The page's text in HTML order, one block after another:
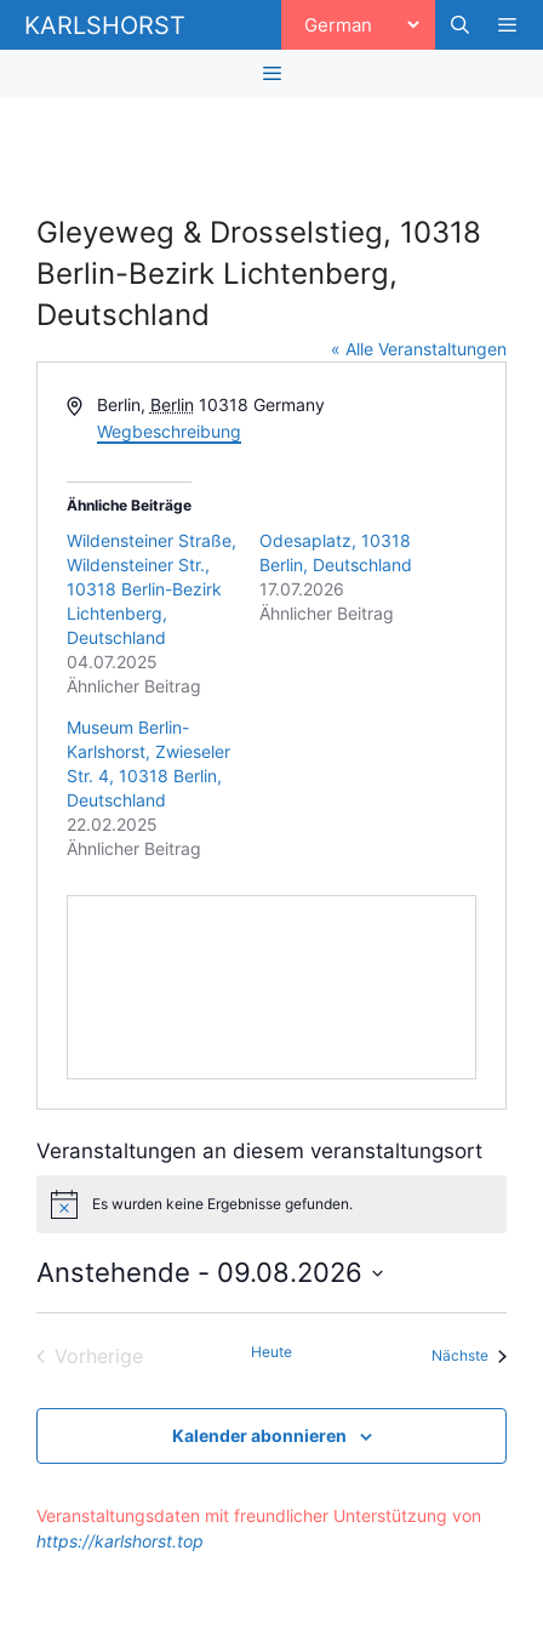
Zum
InhaltKARLSHORST
Gleyeweg & Drosselstieg, 10318
Berlin-Bezirk Lichtenberg,
Deutschland
« Alle Veranstaltungen
A
e
s
s
e
Berlin, Berlin 10318 Germany
Wegbeschreibung
Ähnliche Beiträge
Wildensteiner Straße,
Wildensteiner Str.,
10318 Berlin-Bezirk
Lichtenberg,
Deutschland
04.07.2025
Ähnlicher Beitrag
Odesaplatz, 10318
Berlin, Deutschland
17.07.2026
Ähnlicher Beitrag
Museum Berlin-
Karlshorst, Zwieseler
Str. 4, 10318 Berlin,
Deutschland
22.02.2025
Ähnlicher Beitrag
Veranstaltungen an diesem veranstaltungsort
H
w
i
Es wurden keine Ergebnisse gefunden.
Anstehende - 09.08.2026
t
m
ä
l
e
Vorherige
Heute Nächste
Kalender abonnieren
Veranstaltungsdaten mit freundlicher Unterstützung von
https://karlshorst.top